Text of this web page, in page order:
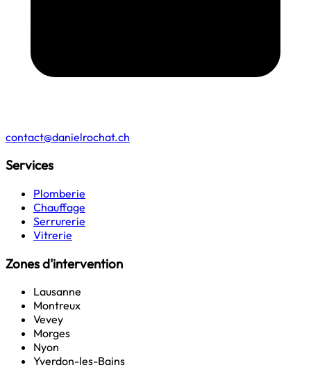
contact@danielrochat.ch
Services
Plomberie
Chauffage
Serrurerie
Vitrerie
Zones d'intervention
Lausanne
Montreux
Vevey
Morges
Nyon
Yverdon-les-Bains